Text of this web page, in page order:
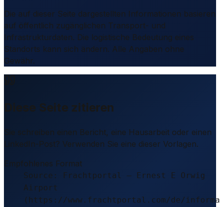
Die auf dieser Seite dargestellten Informationen basieren
auf öffentlich zugänglichen Transport- und
Infrastrukturdaten. Die logistische Bedeutung eines
Standorts kann sich ändern. Alle Angaben ohne
Gewähr.
Diese Seite zitieren
Sie schreiben einen Bericht, eine Hausarbeit oder einen
LinkedIn-Post? Verwenden Sie eine dieser Vorlagen.
Empfohlenes Format
Source: Frachtportal – Ernest E Orwig
Airport
(https://www.frachtportal.com/de/